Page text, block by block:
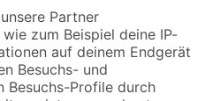
Versandarten